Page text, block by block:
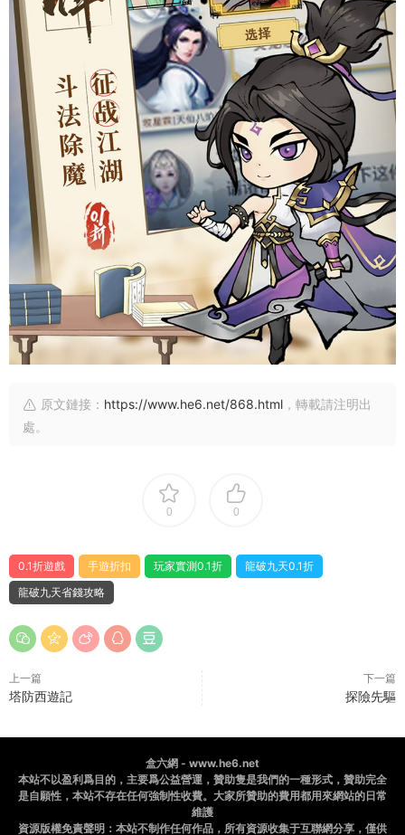
原文鏈接： https://www.he6.net/868.html ，轉載請注明出
處。
0 0
0.1折遊戲 手遊折扣 玩家實測0.1折
龍破九天0.1折
龍破九天省錢攻略
上一篇
塔防西遊記
下一篇
探險先驅
盒六網 - www.he6.net
本站不以盈利爲目的，主要爲公益營運，贊助隻是我們的一種形式，贊助完全
是自願性，本站不存在任何強制性收費。大家所贊助的費用都用來網站的日常
維護
資源版權免責聲明：本站不制作任何作品，所有資源收集于互聯網分享，僅供